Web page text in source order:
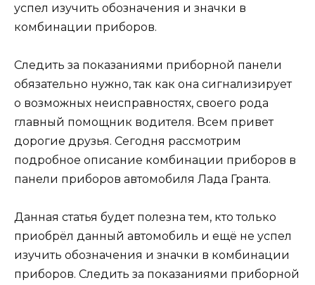
успел изучить обозначения и значки в
комбинации приборов.
Следить за показаниями приборной панели
обязательно нужно, так как она сигнализирует
о возможных неисправностях, своего рода
главный помощник водителя. Всем привет
дорогие друзья. Сегодня рассмотрим
подробное описание комбинации приборов в
панели приборов автомобиля Лада Гранта.
Данная статья будет полезна тем, кто только
приобрёл данный автомобиль и ещё не успел
изучить обозначения и значки в комбинации
приборов. Следить за показаниями приборной